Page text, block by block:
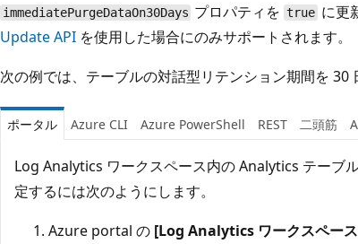
immediatePurgeDataOn30Days プロパティをtrueに更
Update API を使用した場合にのみサポートされます。
次の例では、テーブルの対話型リテンション期間を 30
ポータル Azure CLI Azure PowerShell REST 二頭筋
Log Analytics ワークスペース内の Analytics テーブ
定するには次のようにします。
Azure portal の [Log Analytics ワークスペー